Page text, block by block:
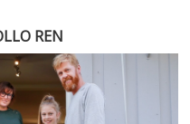
REN